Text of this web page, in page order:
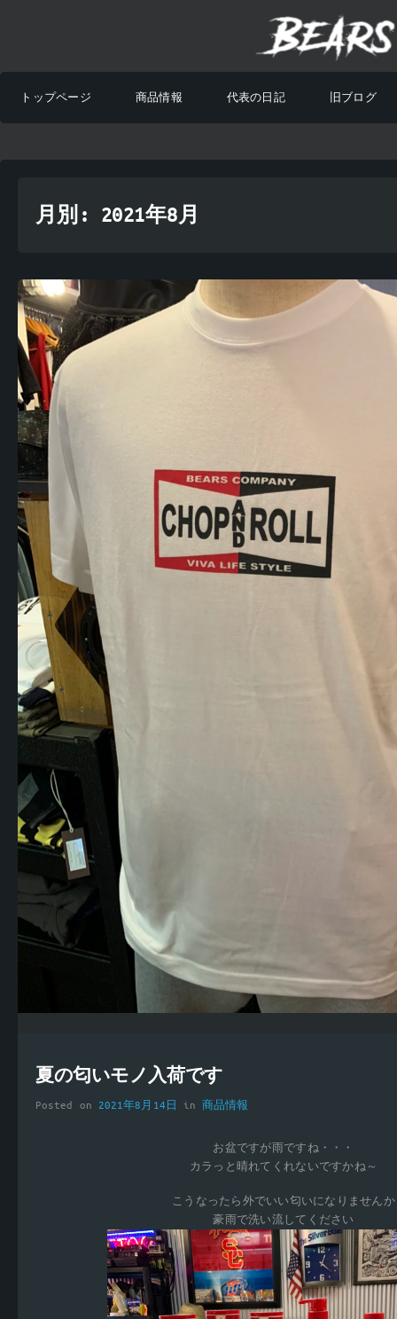
トップページ 商品情報 代表の日記 旧ブログ
月別: 2021年8月
夏の匂いモノ入荷です
Posted on 2021年8月14日 in 商品情報
お盆ですが雨ですね・・・
カラっと晴れてくれないですかね～
こうなったら外でいい匂いになりませんか
豪雨で洗い流してください